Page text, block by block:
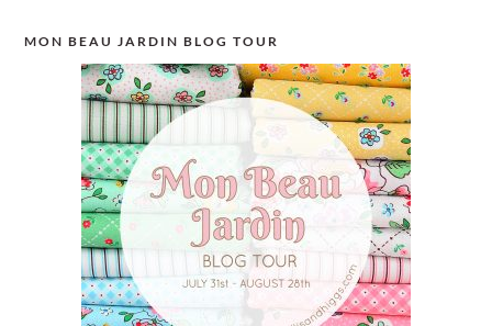
MON BEAU JARDIN BLOG TOUR